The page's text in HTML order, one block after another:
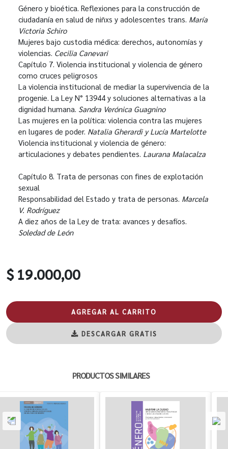
Género y bioética. Reflexiones para la construcción de
ciudadanía en salud de niñxs y adolescentes trans. María
Victoria Schiro
Mujeres bajo custodia médica: derechos, autonomías y
violencias. Cecilia Canevari
Capítulo 7. Violencia institucional y violencia de género
como cruces peligrosos
La violencia institucional de mediar la supervivencia de la
progenie. La Ley N° 13944 y soluciones alternativas a la
dignidad humana. Sandra Verónica Guagnino
Las mujeres en la política: violencia contra las mujeres
en lugares de poder. Natalia Gherardi y Lucía Martelotte
Violencia institucional y violencia de género:
articulaciones y debates pendientes. Laurana Malacalza
Capítulo 8. Trata de personas con fines de explotación
sexual
Responsabilidad del Estado y trata de personas. Marcela
V. Rodríguez
A diez años de la Ley de trata: avances y desafíos.
Soledad de León
$ 19.000,00
AGREGAR AL CARRITO
DESCARGAR GRATIS
PRODUCTOS SIMILARES